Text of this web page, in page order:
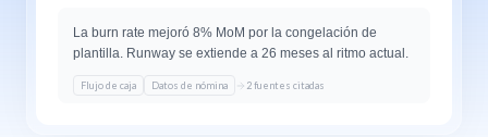
La burn rate mejoró 8% MoM por la congelación de
plantilla. Runway se extiende a 26 meses al ritmo actual.
Flujo de caja Datos de nómina 2fuentes citadas